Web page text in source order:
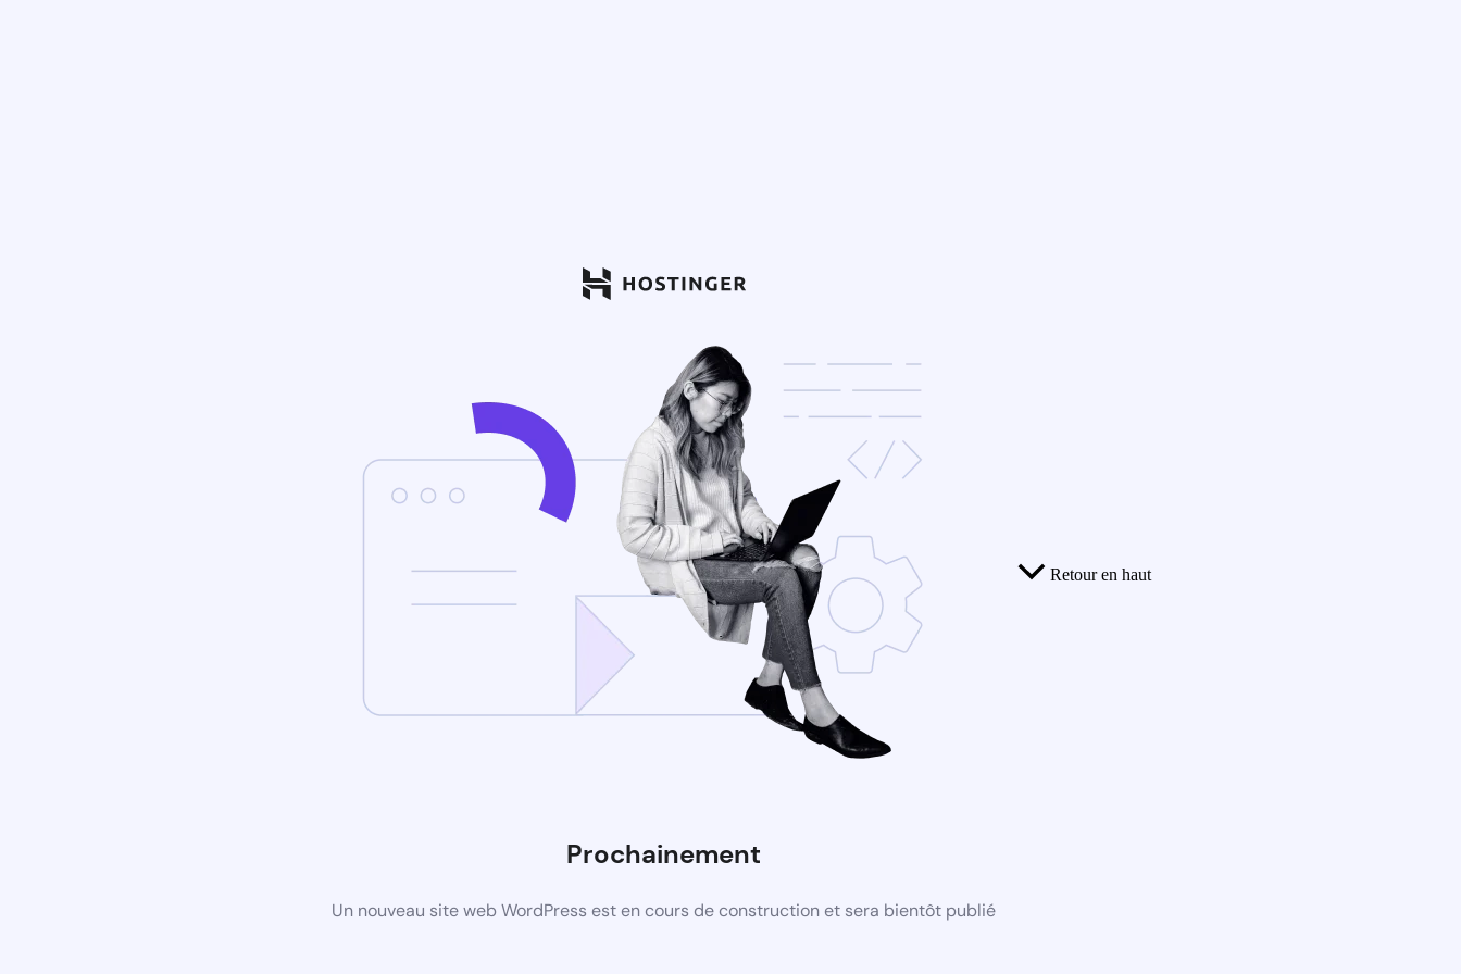
Prochainement
Un nouveau site web WordPress est en cours de construction et sera bientôt publié
Retour en haut